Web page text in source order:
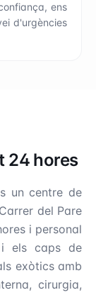
ens
d'urgències
24 hores
un centre de
del Pare
i personal
els caps de
exòtics amb
cirurgia,